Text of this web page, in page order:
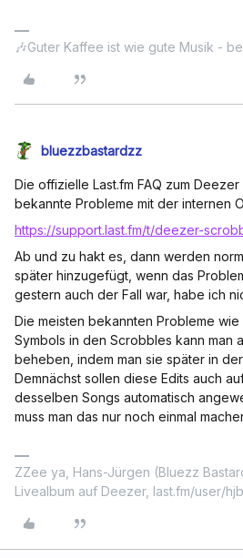
🎶Guter Kaffee ist wie gute Musik -
bluezzbastardzz
Die offizielle Last.fm FAQ zum
bekannte Probleme mit der internen
https://support.last.fm/t/deezer-
Ab und zu hakt es, dann werden
später hinzugefügt, wenn das
gestern auch der Fall war, habe ich
Die meisten bekannten Probleme wie
Symbols in den Scrobbles kann man
beheben, indem man sie später in
Demnächst sollen diese Edits auch
desselben Songs automatisch
muss man das nur noch einmal
ZZee ya, Hans-Jürgen (Bluezz
Livealbum auf Deezer, last.fm/user/